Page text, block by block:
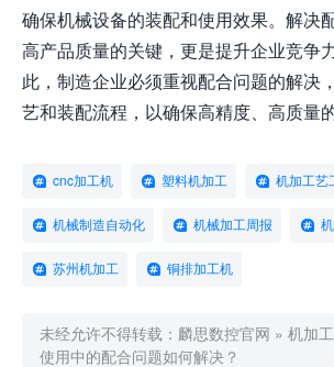
确保机械设备的装配和使用效果。解决
高产品质量的关键，更是提升企业竞争
此，制造企业必须重视配合问题的解决
艺和装配流程，以确保高精度、高质量
cnc加工机 塑料机加工 机加工艺
机械制造自动化 机械加工周报
苏州机加工 铜排加工机
未经允许不得转载： 麟思数控官网 » 机加
使用中的配合问题如何解决？